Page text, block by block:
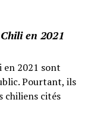
en 2021
en 2021 sont
Pourtant, ils
chiliens cités